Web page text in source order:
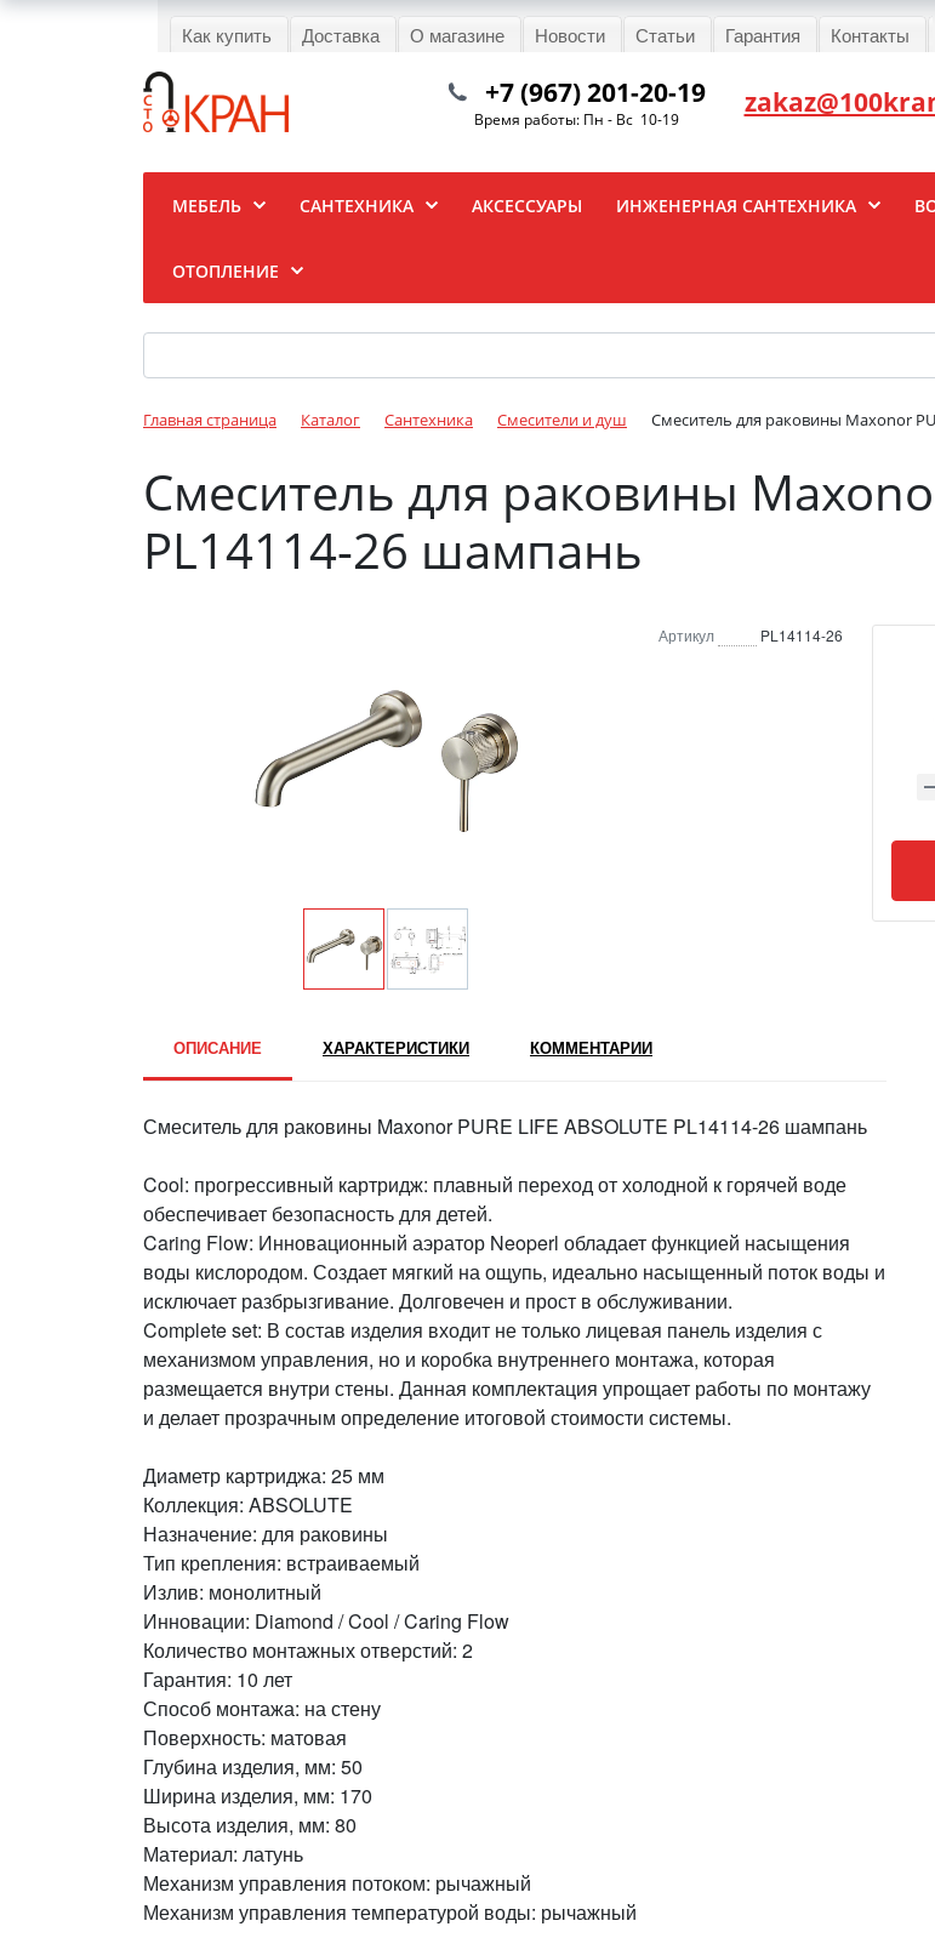
Как купить Доставка О магазине Новости Статьи Гарантия Контакты
+7 (967) 201-20-19
Время работы: Пн - Вс 10-19
МЕБЕЛЬ САНТЕХНИКА АКСЕССУАРЫ ИНЖЕНЕРНАЯ САНТЕХНИКА
ОТОПЛЕНИЕ
Главная страница Каталог Сантехника Смесители и душ Смеситель для раковины Maxonor
Смеситель для раковины Maxonor
PL14114-26 шампань
Артикул PL14114-26
ОПИСАНИЕ ХАРАКТЕРИСТИКИ КОММЕНТАРИИ
Смеситель для раковины Maxonor PURE LIFE ABSOLUTE PL14114-26 шампань
Cool: прогрессивный картридж: плавный переход от холодной к горячей воде
обеспечивает безопасность для детей.
Caring Flow: Инновационный аэратор Neoperl обладает функцией насыщения
воды кислородом. Создает мягкий на ощупь, идеально насыщенный поток воды и
исключает разбрызгивание. Долговечен и прост в обслуживании.
Complete set: В состав изделия входит не только лицевая панель изделия с
механизмом управления, но и коробка внутреннего монтажа, которая
размещается внутри стены. Данная комплектация упрощает работы по монтажу
и делает прозрачным определение итоговой стоимости системы.
Диаметр картриджа: 25 мм
Коллекция: ABSOLUTE
Назначение: для раковины
Тип крепления: встраиваемый
Излив: монолитный
Инновации: Diamond / Cool / Caring Flow
Количество монтажных отверстий: 2
Гарантия: 10 лет
Способ монтажа: на стену
Поверхность: матовая
Глубина изделия, мм: 50
Ширина изделия, мм: 170
Высота изделия, мм: 80
Материал: латунь
Механизм управления потоком: рычажный
Механизм управления температурой воды: рычажный